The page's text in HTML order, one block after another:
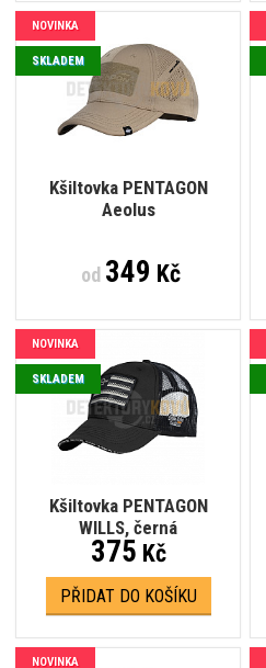
Kšiltovka PENTAGON
Aeolus
NOVINKA
SKLADEM
od349 Kč
Kšiltovka PENTAGON
WILLS, černá
NOVINKA
SKLADEM
375 Kč
PŘIDAT DO KOŠÍKU
NOVINKA